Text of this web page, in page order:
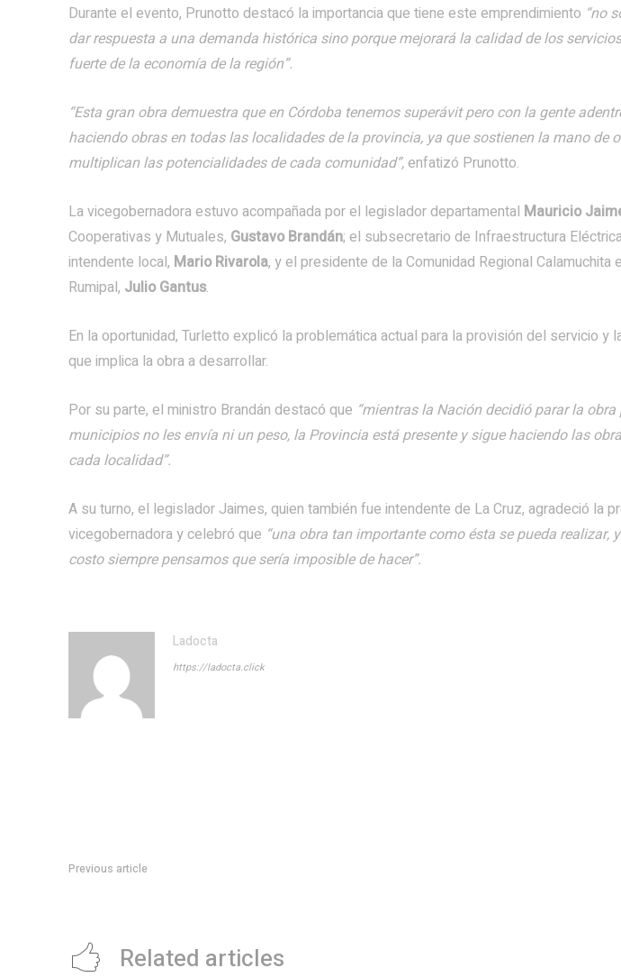
Durante el evento, Prunotto destacó la importancia que tiene este emprendimiento “no
dar respuesta a una demanda histórica sino porque mejorará la calidad de los
fuerte de la economía de la región”.
“Esta gran obra demuestra que en Córdoba tenemos superávit pero con la gente
haciendo obras en todas las localidades de la provincia, ya que sostienen la mano de
multiplican las potencialidades de cada comunidad”,enfatizó Prunotto.
La vicegobernadora estuvo acompañada por el legislador departamental Mauricio
Cooperativas y Mutuales, Gustavo Brandán; el subsecretario de Infraestructura
intendente local, Mario Rivarola, y el presidente de la Comunidad Regional Calamuchita
Rumipal, Julio Gantus.
En la oportunidad, Turletto explicó la problemática actual para la provisión del servicio y
que implica la obra a desarrollar.
Por su parte, el ministro Brandán destacó que “mientras la Nación decidió parar la
municipios no les envía ni un peso, la Provincia está presente y sigue haciendo las
cada localidad”.
A su turno, el legislador Jaimes, quien también fue intendente de La Cruz, agradeció la
vicegobernadora y celebró que “una obra tan importante como ésta se pueda realizar,
costo siempre pensamos que sería imposible de hacer”.
Ladocta
https://ladocta.click
Previous article
Related articles